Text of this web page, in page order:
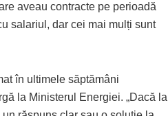
aveau contracte pe perioadă
salariul, dar cei mai mulți sunt
în ultimele săptămâni
la Ministerul Energiei. „Dacă la